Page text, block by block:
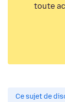
toute
Ce sujet de